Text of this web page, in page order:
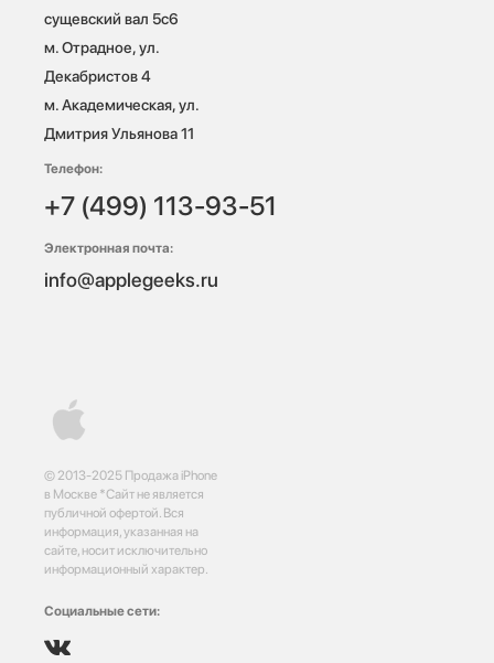
© 2013-2025 Продажа iPhone
в Москве *Сайт не является
публичной офертой. Вся
информация, указанная на
сайте, носит исключительно
информационный характер.
Социальные сети:
сущевский вал 5с6
м. Отрадное, ул.
Декабристов 4
м. Академическая, ул.
Дмитрия Ульянова 11
Телефон:
+7 (499) 113-93-51
Электронная почта:
info@applegeeks.ru